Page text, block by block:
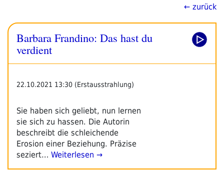
← zurück
Barbara Frandino: Das hast du
verdient
22.10.2021 13:30 (Erstausstrahlung)
Sie haben sich geliebt, nun lernen
sie sich zu hassen. Die Autorin
beschreibt die schleichende
Erosion einer Beziehung. Präzise
seziert… Weiterlesen →